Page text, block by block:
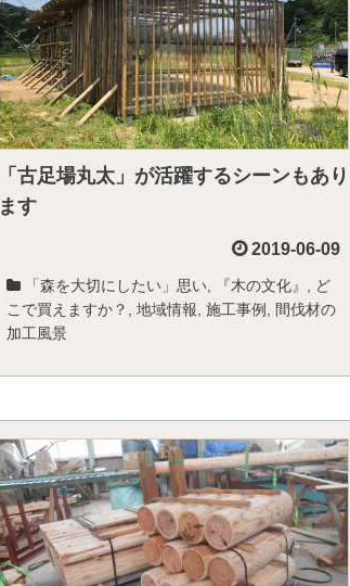
「古足場丸太」が活躍するシーンもあり
ます
2019-06-09
「森を大切にしたい」思い 『木の文化』
ど
こで買えますか？
地域情報 施工事例
間伐材の
加工風景